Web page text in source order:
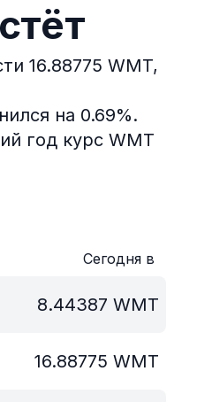
16.88775 WMT,
на 0.69%.
год курс WMT
Сегодня в
8.44387 WMT
16.88775 WMT